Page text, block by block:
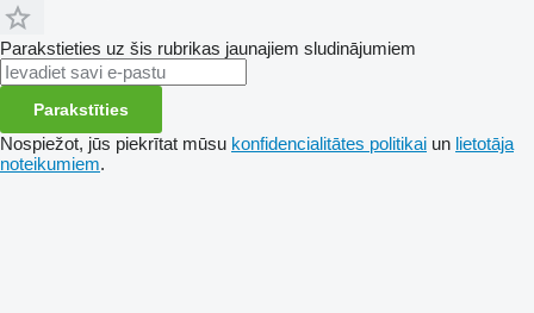
Parakstieties uz šis rubrikas jaunajiem sludinājumiem
Parakstīties
Nospiežot, jūs piekrītat mūsu konfidencialitātes politikai un lietotāja
noteikumiem.